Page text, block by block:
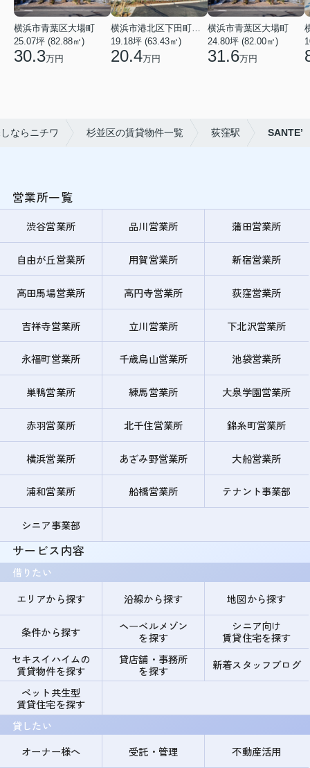
横浜市青葉区大場町
25.07坪 (82.88㎡)
30.3万円
19.18坪 (63.43㎡)
20.4万円
横浜市青葉区大場町
24.80坪 (82.00㎡)
31.6万円
ならニチワ 杉並区の賃貸物件一覧 荻窪駅 SANTE’
営業所一覧
渋谷営業所 品川営業所 蒲田営業所
自由が丘営業所 用賀営業所 新宿営業所
高田馬場営業所 高円寺営業所 荻窪営業所
吉祥寺営業所 立川営業所 下北沢営業所
永福町営業所 千歳烏山営業所 池袋営業所
巣鴨営業所 練馬営業所 大泉学園営業所
赤羽営業所 北千住営業所 錦糸町営業所
横浜営業所 あざみ野営業所 大船営業所
浦和営業所 船橋営業所 テナント事業部
シニア事業部
サービス内容
借りたい
エリアから探す
沿線から探す 地図から探す
条件から探す
ヘーベルメゾン
を探す
シニア向け
賃貸住宅を探す
セキスイハイムの
賃貸物件を探す
貸店舗・事務所
を探す
新着スタッフブログ
ペット共生型
賃貸住宅を探す
貸したい
オーナー様へ
受託・管理 不動産活用